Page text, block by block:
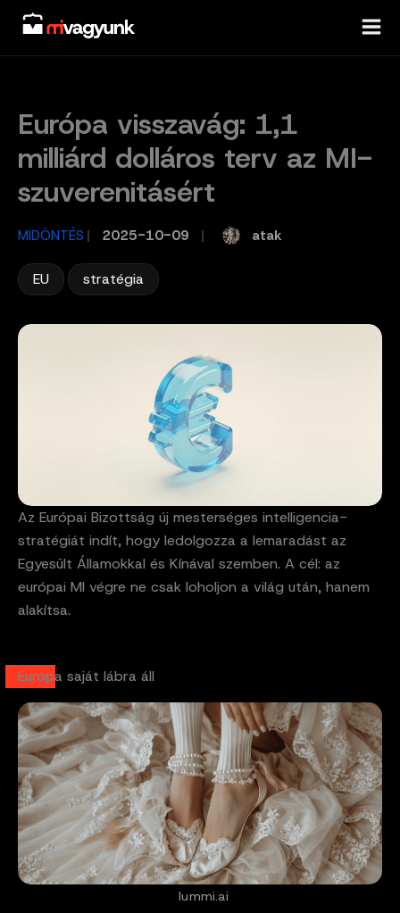
Skip
content
Európa visszavág: 1,1
milliárd dolláros terv az MI-
szuverenitásért
MIDÖNTÉS / 2025-10-09 atak
EU stratégia
Az Európai Bizottság új mesterséges intelligencia-
stratégiát indít, hogy ledolgozza a lemaradást az
Egyesült Államokkal és Kínával szemben. A cél: az
európai MI végre ne csak loholjon a világ után, hanem
alakítsa.
Európa saját lábra áll
lummi.ai